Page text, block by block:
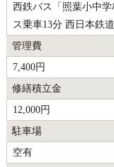
西鉄バス「照葉小中
ス乗車13分 西日本鉄
管理費
7,400円
修繕積立金
12,000円
駐車場
空有